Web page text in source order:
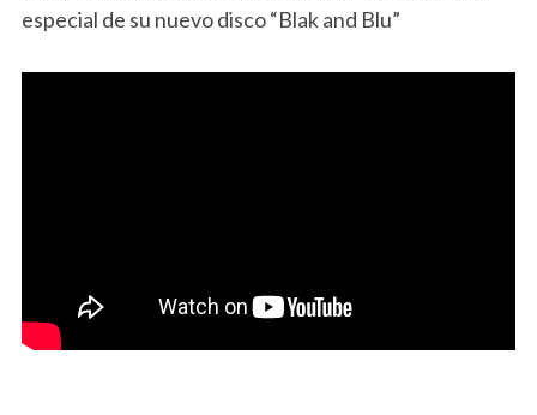
especial de su nuevo disco “Blak and Blu”